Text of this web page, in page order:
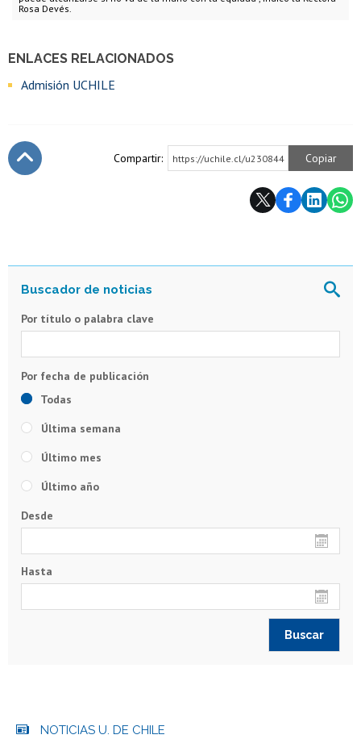
Rosa Devés.
ENLACES RELACIONADOS
Admisión UCHILE
Compartir: https://uchile.cl/u230844 Copiar
Por título o palabra clave
Todas
Última semana
Último mes
Último año
Desde
Hasta
NOTICIAS U. DE CHILE